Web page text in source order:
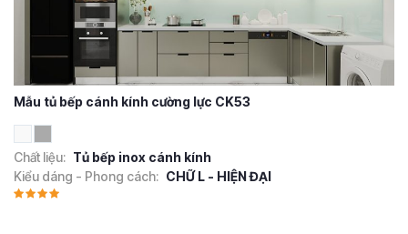
Mẫu tủ bếp cánh kính cường lực CK53
Chất liệu: Tủ bếp inox cánh kính
Kiểu dáng - Phong cách: CHỮ L - HIỆN ĐẠI